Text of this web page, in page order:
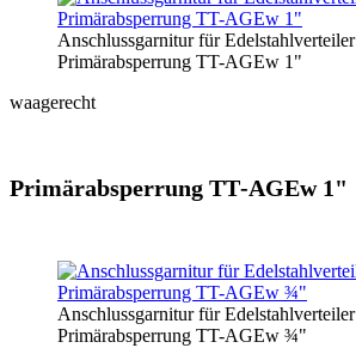
Anschlussgarnitur für Edelstahlverteiler
Primärabsperrung TT-AGEw 1"
waagerecht
Primär­absperrung TT‑AGEw 1"
Anschlussgarnitur für Edelstahlverteiler
Primärabsperrung TT-AGEw ¾"